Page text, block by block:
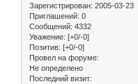
Зарегистрирован: 2005-03-23
Приглашений: 0
Сообщений: 4332
Уважение: [+0/-0]
Позитив: [+0/-0]
Провел на форуме:
Не определено
Последний визит: